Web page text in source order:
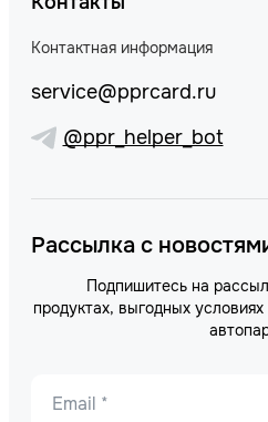
Контактная информация
service@pprcard.ru
@ppr_helper_bot
Рассылка с
Подпишитесь на
продуктах, выгодных
Email *